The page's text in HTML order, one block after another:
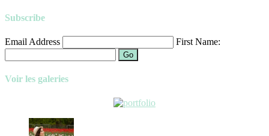
Subscribe
Email Address First Name:
Go
Voir les galeries